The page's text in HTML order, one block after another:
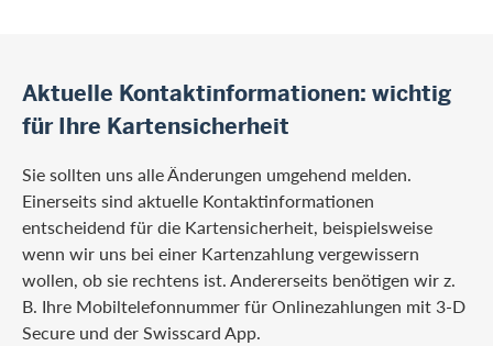
Aktuelle Kontaktinformationen: wichtig
für Ihre Kartensicherheit
Sie sollten uns alle Änderungen umgehend melden.
Einerseits sind aktuelle Kontaktinformationen
entscheidend für die Kartensicherheit, beispielsweise
wenn wir uns bei einer Kartenzahlung vergewissern
wollen, ob sie rechtens ist. Andererseits benötigen wir z.
B. Ihre Mobiltelefonnummer für Onlinezahlungen mit 3-D
Secure und der Swisscard App.